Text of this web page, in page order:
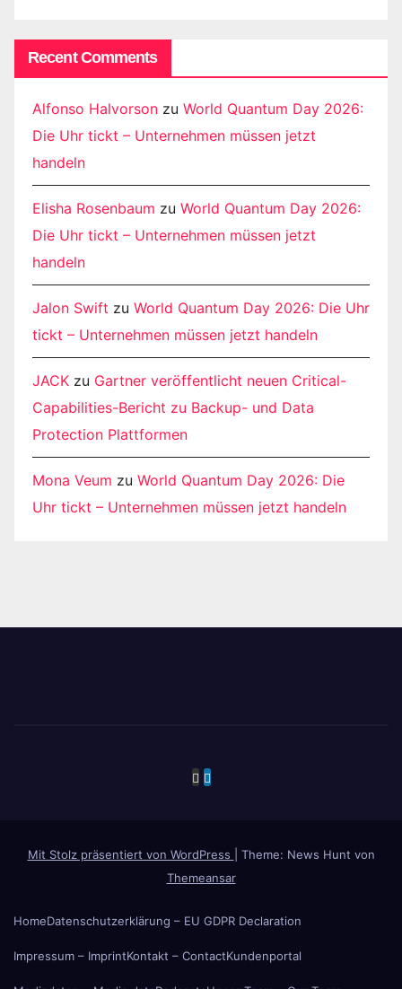
Recent Comments
Alfonso Halvorson zu World Quantum Day 2026:
Die Uhr tickt – Unternehmen müssen jetzt
handeln
Elisha Rosenbaum zu World Quantum Day 2026:
Die Uhr tickt – Unternehmen müssen jetzt
handeln
Jalon Swift zu World Quantum Day 2026: Die Uhr
tickt – Unternehmen müssen jetzt handeln
JACK zu Gartner veröffentlicht neuen Critical-
Capabilities-Bericht zu Backup- und Data
Protection Plattformen
Mona Veum zu World Quantum Day 2026: Die
Uhr tickt – Unternehmen müssen jetzt handeln
Mit Stolz präsentiert von WordPress
Theme: News Hunt von
Themeansar
HomeDatenschutzerklärung – EU GDPR Declaration
Impressum – ImprintKontakt – ContactKundenportal